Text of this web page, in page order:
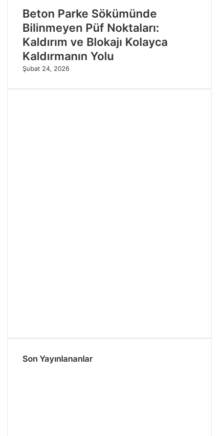
Beton Parke Sökümünde
Bilinmeyen Püf Noktaları:
Kaldırım ve Blokajı Kolayca
Kaldırmanın Yolu
Şubat 24, 2026
Son Yayınlananlar